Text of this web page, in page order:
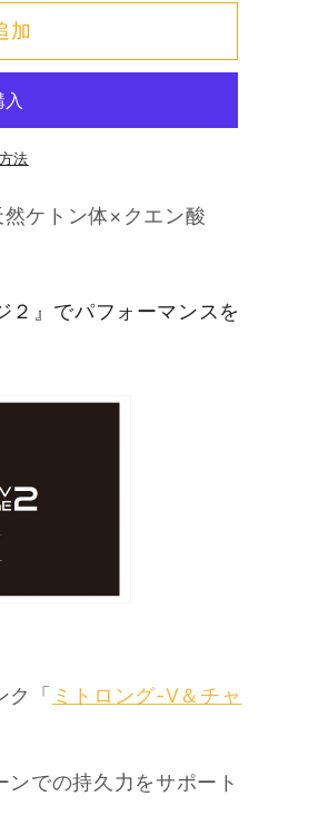
加
法
ケトン体×クエン酸
２』でパフォーマンスを
「 ミトロング-V＆チャ
での持久力をサポート